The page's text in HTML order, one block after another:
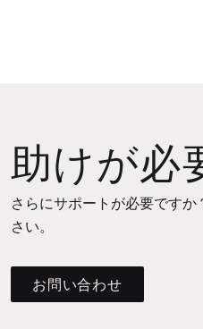
助けが必
さらにサポートが必要です
さい。
お問い合わせ